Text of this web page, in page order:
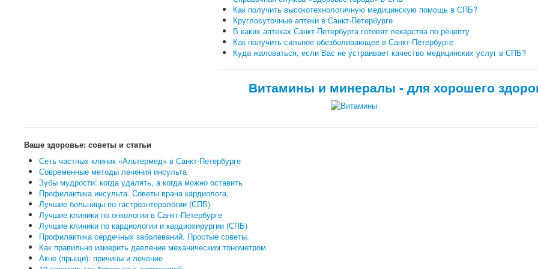
Как получить высокотехнологичную медицинскую помощь в СПБ?
Круглосуточные аптеки в Санкт-Петербурге
В каких аптеках Санкт-Петербурга готовят лекарства по рецепту
Как получить сильное обезболивающее в Санкт-Петербурге
Куда жаловаться, если Вас не устраивает качество медицинских услуг в СПБ?
Витамины и минералы - для хорошего
Ваше здоровье: советы и статьи
Сеть частных клиник «Альтермед» в Санкт-Петербурге
Современные методы лечения инсульта
Зубы мудрости: когда удалять, а когда можно оставить
Профилактика инсульта. Советы врача кардиолога.
Лучшие больницы по гастроэнтерологии (СПБ)
Лучшие клиники по онкологии в Санкт-Петербурге
Лучшие клиники по кардиологии и кардиохирургии (СПБ)
Профилактика сердечных заболеваний. Простые советы.
Как правильно измерить давление механическим тонометром
Акне (прыщи): причины и лечение